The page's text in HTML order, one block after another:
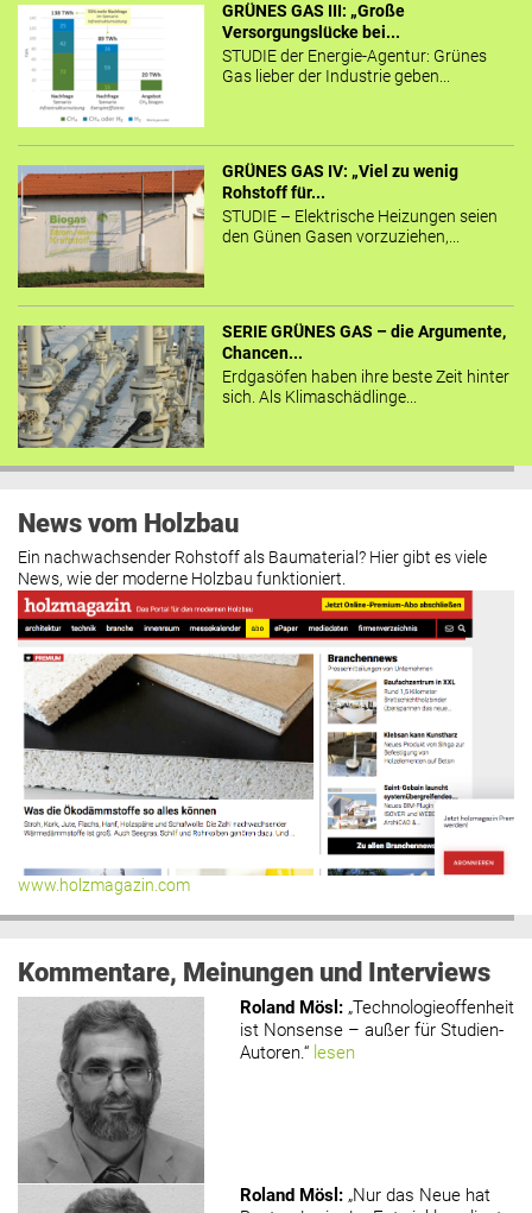
GRÜNES GAS III: „Große
Versorgungslücke bei...
STUDIE der Energie-Agentur: Grünes
Gas lieber der Industrie geben...
GRÜNES GAS IV: „Viel zu wenig
Rohstoff für...
STUDIE – Elektrische Heizungen seien
den Günen Gasen vorzuziehen,...
SERIE GRÜNES GAS – die Argumente,
Chancen...
Erdgasöfen haben ihre beste Zeit hinter
sich. Als Klimaschädlinge...
News vom Holzbau
Ein nachwachsender Rohstoff als Baumaterial? Hier gibt es viele
News, wie der moderne Holzbau funktioniert.
www.holzmagazin.com
Kommentare, Meinungen und Interviews
Roland Mösl : „Technologieoffenheit
ist Nonsense – außer für Studien-
Autoren.“ lesen
Roland Mösl : „Nur das Neue hat